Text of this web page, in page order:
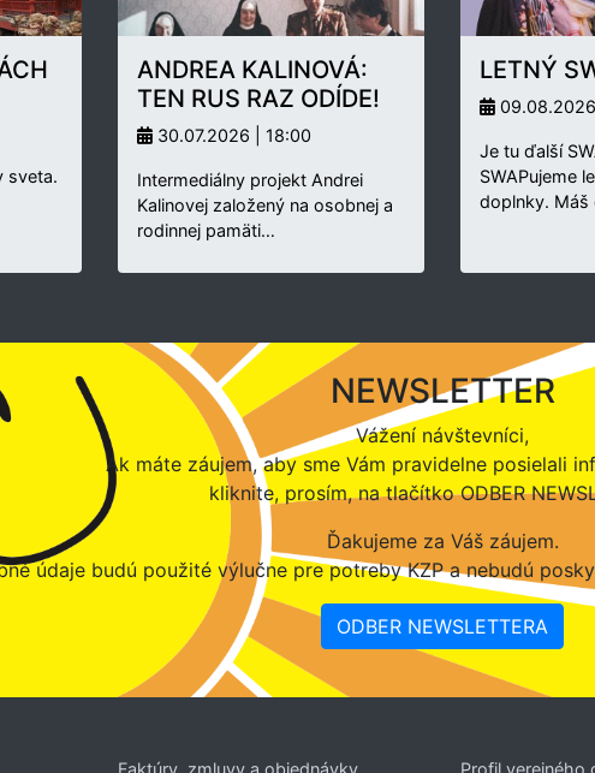
sveta.
ANDREA KALINOVÁ:
TEN RUS RAZ ODÍDE!
30.07.2026 | 18:00
Intermediálny projekt Andrei
Kalinovej založený na osobnej a
rodinnej pamäti…
LETNÝ
Je tu ďalší
SWAPujeme
doplnky. Máš
NEWSLETTER
Vážení návštevníci,
Ak máte záujem, aby sme Vám pravidelne posielali
kliknite, prosím, na tlačítko ODBER
Ďakujeme za Váš záujem.
údaje budú použité výlučne pre potreby KZP a nebudú
ODBER NEWSLETTERA